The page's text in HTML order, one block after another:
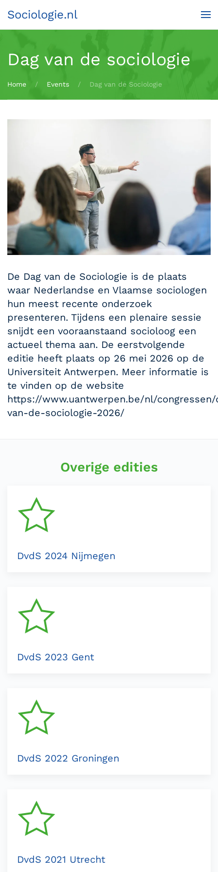
Terug naar hoofdinhoud
Sociologie.nl
Dag van de sociologie
Home Events Dag van de Sociologie
De Dag van de Sociologie is de plaats
waar Nederlandse en Vlaamse sociologen
hun meest recente onderzoek
presenteren. Tijdens een plenaire sessie
snijdt een vooraanstaand socioloog een
actueel thema aan. De eerstvolgende
editie heeft plaats op 26 mei 2026 op de
Universiteit Antwerpen. Meer informatie is
te vinden op de website
https://www.uantwerpen.be/nl/congressen/
van-de-sociologie-2026/
Overige edities
DvdS 2024 Nijmegen
DvdS 2023 Gent
DvdS 2022 Groningen
DvdS 2021 Utrecht